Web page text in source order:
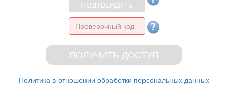
Политика в отношении обработки персональных данных